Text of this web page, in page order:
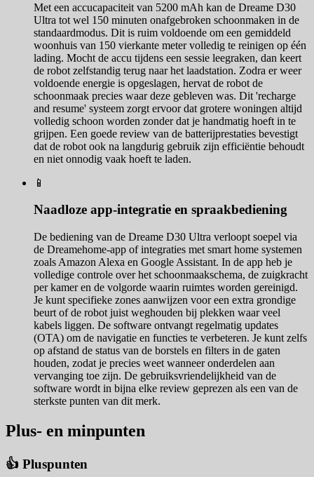
Met een accucapaciteit van 5200 mAh kan de Dreame D30
Ultra tot wel 150 minuten onafgebroken schoonmaken in de
standaardmodus. Dit is ruim voldoende om een gemiddeld
woonhuis van 150 vierkante meter volledig te reinigen op één
lading. Mocht de accu tijdens een sessie leegraken, dan keert
de robot zelfstandig terug naar het laadstation. Zodra er weer
voldoende energie is opgeslagen, hervat de robot de
schoonmaak precies waar deze gebleven was. Dit 'recharge
and resume' systeem zorgt ervoor dat grotere woningen altijd
volledig schoon worden zonder dat je handmatig hoeft in te
grijpen. Een goede review van de batterijprestaties bevestigt
dat de robot ook na langdurig gebruik zijn efficiëntie behoudt
en niet onnodig vaak hoeft te laden.
📱
Naadloze app-integratie en spraakbediening
De bediening van de Dreame D30 Ultra verloopt soepel via
de Dreamehome-app of integraties met smart home systemen
zoals Amazon Alexa en Google Assistant. In de app heb je
volledige controle over het schoonmaakschema, de zuigkracht
per kamer en de volgorde waarin ruimtes worden gereinigd.
Je kunt specifieke zones aanwijzen voor een extra grondige
beurt of de robot juist weghouden bij plekken waar veel
kabels liggen. De software ontvangt regelmatig updates
(OTA) om de navigatie en functies te verbeteren. Je kunt zelfs
op afstand de status van de borstels en filters in de gaten
houden, zodat je precies weet wanneer onderdelen aan
vervanging toe zijn. De gebruiksvriendelijkheid van de
software wordt in bijna elke review geprezen als een van de
sterkste punten van dit merk.
Plus- en minpunten
👍 Pluspunten